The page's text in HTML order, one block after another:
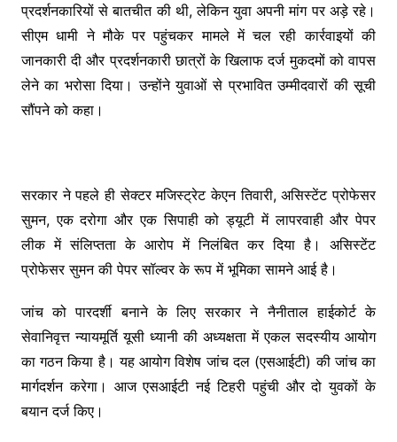
प्रदर्शनकारियों से बातचीत की थी, लेकिन युवा अपनी मांग पर अड़े रहे।
सीएम धामी ने मौके पर पहुंचकर मामले में चल रही कार्रवाइयों की
जानकारी दी और प्रदर्शनकारी छात्रों के खिलाफ दर्ज मुकदमों को वापस
लेने का भरोसा दिया। उन्होंने युवाओं से प्रभावित उम्मीदवारों की सूची
सौंपने को कहा।
सरकार ने पहले ही सेक्टर मजिस्ट्रेट केएन तिवारी, असिस्टेंट प्रोफेसर
सुमन, एक दरोगा और एक सिपाही को ड्यूटी में लापरवाही और पेपर
लीक में संलिप्तता के आरोप में निलंबित कर दिया है। असिस्टेंट
प्रोफेसर सुमन की पेपर सॉल्वर के रूप में भूमिका सामने आई है।
जांच को पारदर्शी बनाने के लिए सरकार ने नैनीताल हाईकोर्ट के
सेवानिवृत्त न्यायमूर्ति यूसी ध्यानी की अध्यक्षता में एकल सदस्यीय आयोग
का गठन किया है। यह आयोग विशेष जांच दल (एसआईटी) की जांच का
मार्गदर्शन करेगा। आज एसआईटी नई टिहरी पहुंची और दो युवकों के
बयान दर्ज किए।